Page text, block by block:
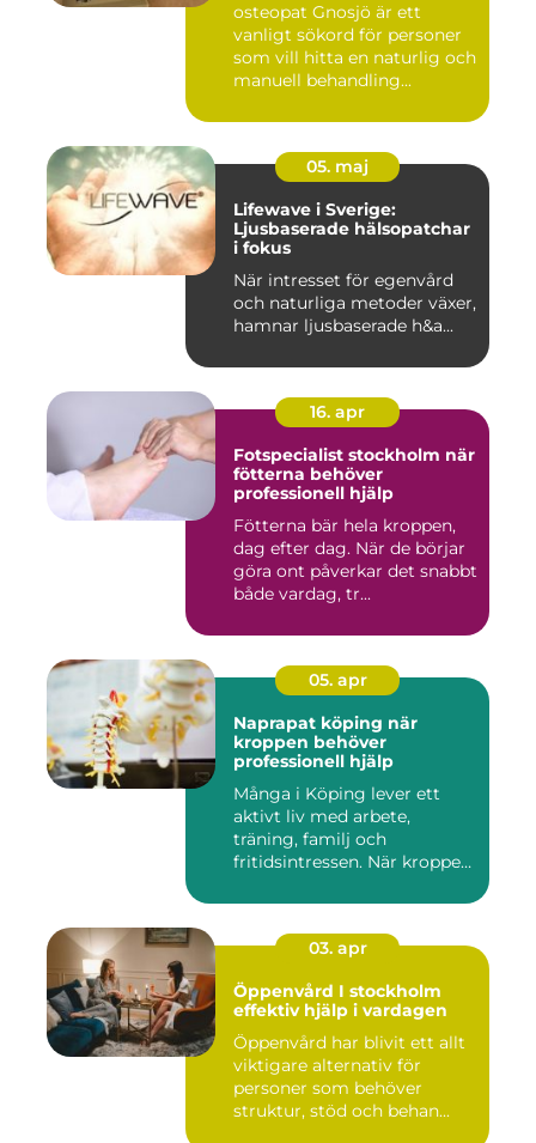
osteopat Gnosjö är ett
vanligt sökord för personer
som vill hitta en naturlig och
manuell behandling...
05. maj
Lifewave i Sverige:
Ljusbaserade hälsopatchar
i fokus
När intresset för egenvård
och naturliga metoder växer,
hamnar ljusbaserade h&a...
16. apr
Fotspecialist stockholm när
fötterna behöver
professionell hjälp
Fötterna bär hela kroppen,
dag efter dag. När de börjar
göra ont påverkar det snabbt
både vardag, tr...
05. apr
Naprapat köping när
kroppen behöver
professionell hjälp
Många i Köping lever ett
aktivt liv med arbete,
träning, familj och
fritidsintressen. När kroppen
03. apr
Öppenvård I stockholm
effektiv hjälp i vardagen
Öppenvård har blivit ett allt
viktigare alternativ för
personer som behöver
struktur, stöd och behan...